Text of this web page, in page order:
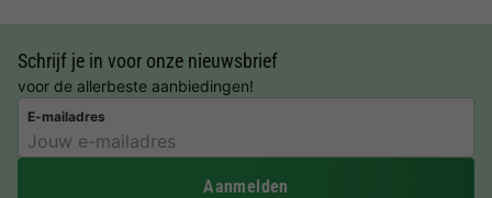
Schrijf je in voor onze nieuwsbrief
voor de allerbeste aanbiedingen!
E-mailadres
Aanmelden